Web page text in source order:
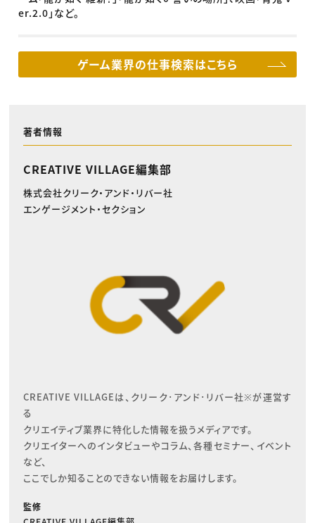
er.2.0 」など。
ゲーム業界の仕事検索はこちら
著者情報
CREATIVE VILLAGE編集部
株式会社クリーク・アンド・リバー社
エンゲージメント・セクション
CREATIVE VILLAGEは、クリーク･アンド･リバー社※が運営す
る
クリエイティブ業界に特化した情報を扱うメディアです。
クリエイターへのインタビューやコラム、各種セミナー、イベント
など、
ここでしか知ることのできない情報をお届けします。
監修